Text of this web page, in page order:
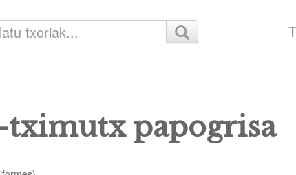
tximutx papogrisa